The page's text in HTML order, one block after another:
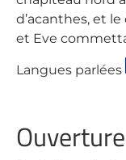
d’acanthes, et
et Eve
Langues parlées
Ouverture